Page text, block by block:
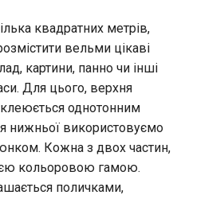
квадратних метрів,
вельми цікаві
картини, панно чи інші
Для цього, верхня
однотонним
нижньої використовуємо
Кожна з двох частин,
кольоровою гамою.
поличками,